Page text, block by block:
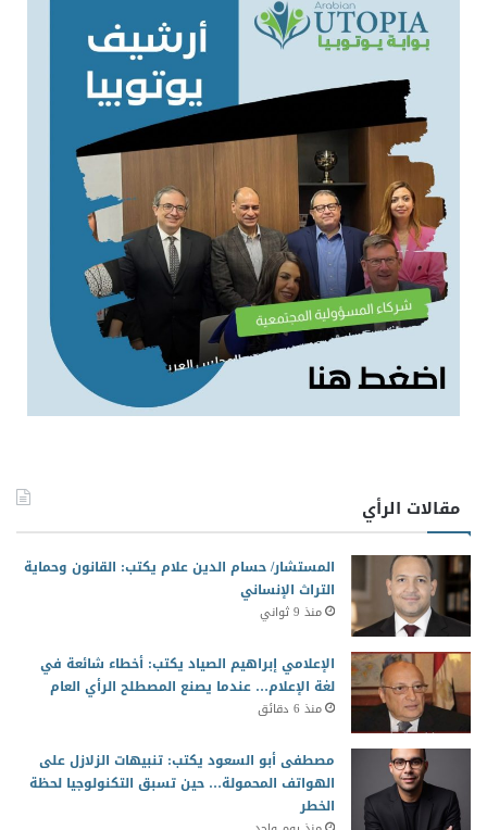
مقالات الرأي
المستشار/ حسام الدين علام يكتب: القانون وحماية
التراث الإنساني
منذ 9 ثواني
الإعلامي إبراهيم الصياد يكتب: أخطاء شائعة في
لغة الإعلام… عندما يصنع المصطلح الرأي العام
منذ 6 دقائق
مصطفى أبو السعود يكتب: تنبيهات الزلازل على
الهواتف المحمولة… حين تسبق التكنولوجيا لحظة
الخطر